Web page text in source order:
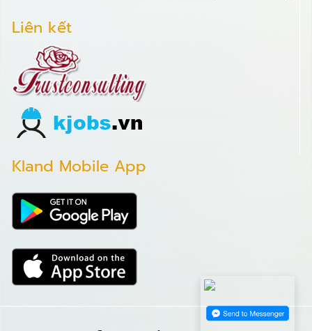
Liên kết
Kland Mobile App